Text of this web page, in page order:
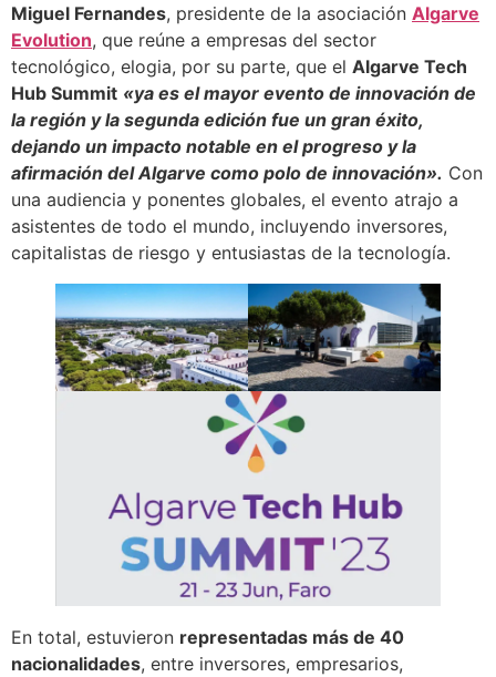
Miguel Fernandes, presidente de la asociación Algarve
Evolution, que reúne a empresas del sector
tecnológico, elogia, por su parte, que el Algarve Tech
Hub Summit «ya es el mayor evento de innovación de
la región y la segunda edición fue un gran éxito,
dejando un impacto notable en el progreso y la
afirmación del Algarve como polo de innovación». Con
una audiencia y ponentes globales, el evento atrajo a
asistentes de todo el mundo, incluyendo inversores,
capitalistas de riesgo y entusiastas de la tecnología.
En total, estuvieron representadas más de 40
nacionalidades, entre inversores, empresarios,